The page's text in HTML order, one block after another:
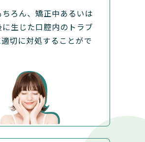
ろん、矯正中あるいは
生じた口腔内のトラブ
切に対処することがで